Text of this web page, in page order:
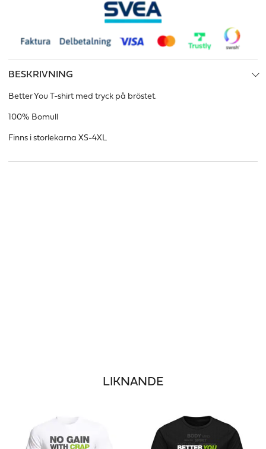
BESKRIVNING
Better You T-shirt med tryck på bröstet.
100% Bomull
Finns i storlekarna XS-4XL
LIKNANDE